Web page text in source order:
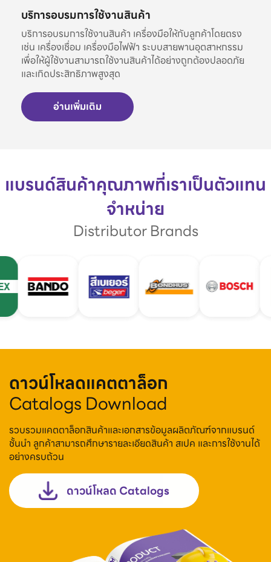
บริการอบรมการใช้งานสินค้า
บริการอบรมการใช้งานสินค้า เครื่องมือให้กับลูกค้าโดยตรง
เช่น เครื่องเชื่อม เครื่องมือไฟฟ้า ระบบสายพานอุตสาหกรรม
เพื่อให้ผู้ใช้งานสามารถใช้งานสินค้าได้อย่างถูกต้องปลอดภัย
และเกิดประสิทธิภาพสูงสุด
อ่านเพิ่มเติม
แบรนด์สินค้าคุณภาพที่เราเป็นตัวแทน
จำหน่าย
Distributor Brands
ดาวน์โหลดแคตตาล็อก
Catalogs Download
รวบรวมแคตตาล็อกสินค้าและเอกสารข้อมูลผลิตภัณฑ์จากแบรนด์
ชั้นนำ ลูกค้าสามารถศึกษารายละเอียดสินค้า สเปค และการใช้งานได้
อย่างครบถ้วน
ดาวน์โหลด Catalogs